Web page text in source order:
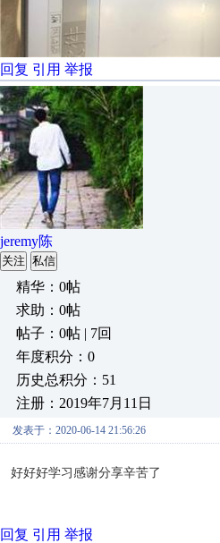
回复 引用 举报
jeremy陈
关注 私信
精华：0帖
求助：0帖
帖子：0帖 | 7回
年度积分：0
历史总积分：51
注册：2019年7月11日
发表于：2020-06-14 21:56:26
好好好学习感谢分享辛苦了
回复 引用 举报